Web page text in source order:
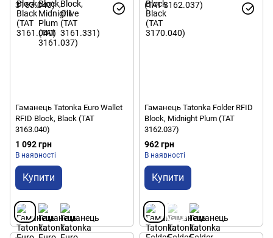
Гаманець Tatonka Euro Wallet
RFID Block, Black (TAT
3163.040)
1 092 грн
В наявності
Купити
Гаманець Tatonka Folder RFID
Block, Midnight Plum (TAT
3162.037)
962 грн
В наявності
Купити